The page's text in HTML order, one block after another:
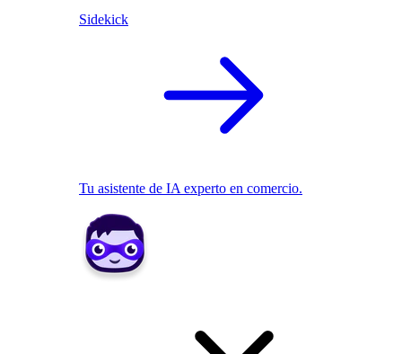
Sidekick
Tu asistente de IA experto en comercio.